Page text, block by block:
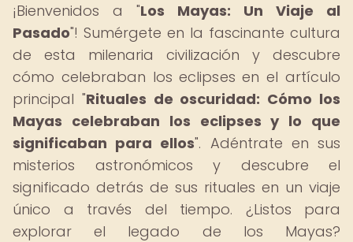
¡Bienvenidos a "Los Mayas: Un Viaje al
Pasado"! Sumérgete en la fascinante cultura
de esta milenaria civilización y descubre
cómo celebraban los eclipses en el artículo
principal "Rituales de oscuridad: Cómo los
Mayas celebraban los eclipses y lo que
significaban para ellos". Adéntrate en sus
misterios astronómicos y descubre el
significado detrás de sus rituales en un viaje
único a través del tiempo. ¿Listos para
explorar el legado de los Mayas?